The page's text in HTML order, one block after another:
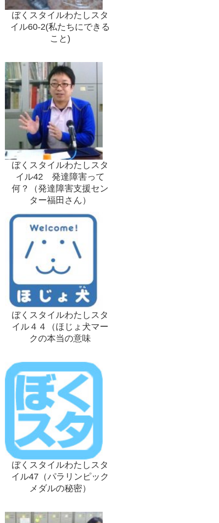
ぼくスタイルわたしスタ
イル60-2(私たちにできる
こと)
ぼくスタイルわたしスタ
イル42 発達障害って
何？（発達障害支援セン
ター福田さん）
ぼくスタイルわたしスタ
イル４４（ほじょ犬マー
クの本当の意味
ぼくスタイルわたしスタ
イル47（パラリンピック
メダルの秘密）